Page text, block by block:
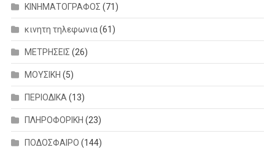
ΚΙΝΗΜΑΤΟΓΡΑΦΟΣ (71)
κινητη τηλεφωνια(61)
ΜΕΤΡΗΣΕΙΣ (26)
ΜΟΥΣΙΚΗ (5)
ΠΕΡΙΟΔΙΚΑ(13)
ΠΛΗΡΟΦΟΡΙΚΗ (23)
ΠΟΔΟΣΦΑΙΡΟ (144)